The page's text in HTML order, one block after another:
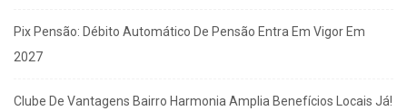
Pix Pensão: Débito Automático De Pensão Entra Em Vigor Em
2027
Clube De Vantagens Bairro Harmonia Amplia Benefícios Locais Já!